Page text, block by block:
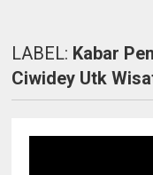
LABEL: Kabar
Ciwidey Utk